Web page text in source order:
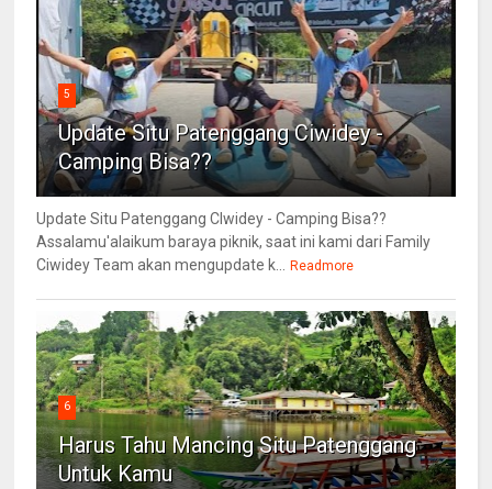
5
Update Situ Patenggang Ciwidey -
Camping Bisa??
Update Situ Patenggang CIwidey - Camping Bisa??
Assalamu'alaikum baraya piknik, saat ini kami dari Family
Ciwidey Team akan mengupdate k...
Readmore
6
Harus Tahu Mancing Situ Patenggang
Untuk Kamu